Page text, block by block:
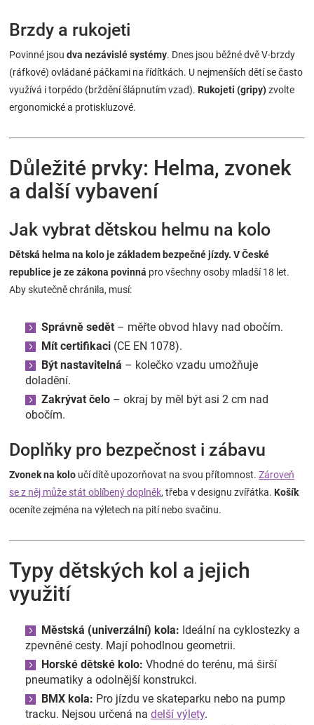
Brzdy a rukojeti
Povinné jsou dva nezávislé systémy. Dnes jsou běžné dvě V-brzdy
(ráfkové) ovládané páčkami na řídítkách. U nejmenších dětí se často
využívá i torpédo (brždění šlápnutím vzad). Rukojeti (gripy)zvolte
ergonomické a protiskluzové.
Důležité prvky: Helma, zvonek
a další vybavení
Jak vybrat dětskou helmu na kolo
Dětská helma na kolo je základem bezpečné jízdy. V České
republice je ze zákona povinná pro všechny osoby mladší 18 let.
Aby skutečně chránila, musí:
Správně sedět – měřte obvod hlavy nad obočím.
Mít certifikaci (CE EN 1078).
Být nastavitelná – kolečko vzadu umožňuje
doladění.
Zakrývat čelo – okraj by měl být asi 2 cm nad
obočím.
Doplňky pro bezpečnost i zábavu
Zvonek na kolo učí dítě upozorňovat na svou přítomnost. Zároveň
se z něj může stát oblíbený doplněk, třeba v designu zvířátka. Košík
oceníte zejména na výletech na pití nebo svačinu.
Typy dětských kol a jejich
využití
Městská (univerzální) kola: Ideální na cyklostezky a
zpevněné cesty. Mají pohodlnou geometrii.
Horské dětské kolo: Vhodné do terénu, má širší
pneumatiky a odolnější konstrukci.
BMX kola: Pro jízdu ve skateparku nebo na pump
tracku. Nejsou určená na delší výlety.